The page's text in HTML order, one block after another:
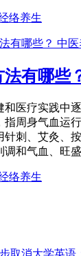
络养生
中医
有哪些
医疗实践中
指周身气血运
刺、艾灸、
调和气血、旺
络养生